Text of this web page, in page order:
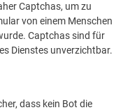
Captchas, um zu
von einem Menschen
Captchas sind für
Dienstes unverzichtbar.
dass kein Bot die